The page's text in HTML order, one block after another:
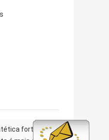
forte, de